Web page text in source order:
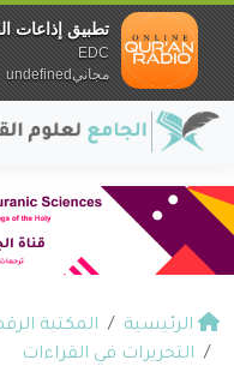
الرئيسية المكتبة
التحريرات في القراءات
تطبيق إذاعات
EDC
مجانيundefined